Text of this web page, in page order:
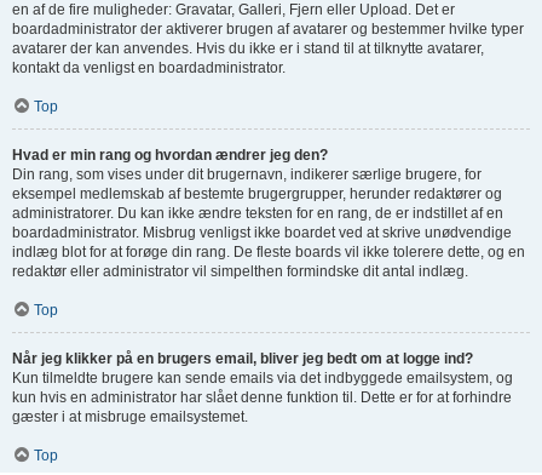
en af de fire muligheder: Gravatar, Galleri, Fjern eller Upload. Det er
boardadministrator der aktiverer brugen af avatarer og bestemmer hvilke typer
avatarer der kan anvendes. Hvis du ikke er i stand til at tilknytte avatarer,
kontakt da venligst en boardadministrator.
Top
Hvad er min rang og hvordan ændrer jeg den?
Din rang, som vises under dit brugernavn, indikerer særlige brugere, for
eksempel medlemskab af bestemte brugergrupper, herunder redaktører og
administratorer. Du kan ikke ændre teksten for en rang, de er indstillet af en
boardadministrator. Misbrug venligst ikke boardet ved at skrive unødvendige
indlæg blot for at forøge din rang. De fleste boards vil ikke tolerere dette, og en
redaktør eller administrator vil simpelthen formindske dit antal indlæg.
Top
Når jeg klikker på en brugers email, bliver jeg bedt om at logge ind?
Kun tilmeldte brugere kan sende emails via det indbyggede emailsystem, og
kun hvis en administrator har slået denne funktion til. Dette er for at forhindre
gæster i at misbruge emailsystemet.
Top